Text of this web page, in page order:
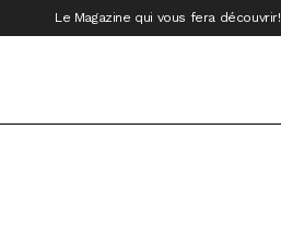
Le Magazine qui vous fera découvrir!